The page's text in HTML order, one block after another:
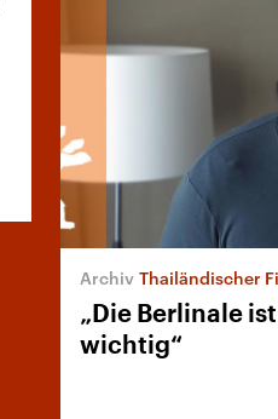
Thailändischer
„Die Berlinale
wichtig“